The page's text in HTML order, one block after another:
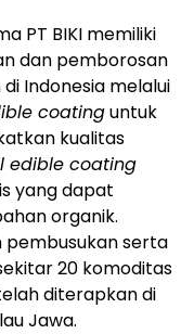
PT BIKI memiliki
dan pemborosan
Indonesia melalui
coatinguntuk
kualitas
edible coating
yang dapat
organik.
pembusukan serta
20 komoditas
diterapkan di
Jawa.